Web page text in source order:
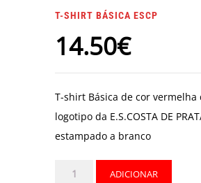
T-SHIRT BÁSICA ESCP
14.50€
T-shirt Básica de cor vermelha
logotipo da E.S.COSTA DE
estampado a branco
Quantidade ADICIONAR